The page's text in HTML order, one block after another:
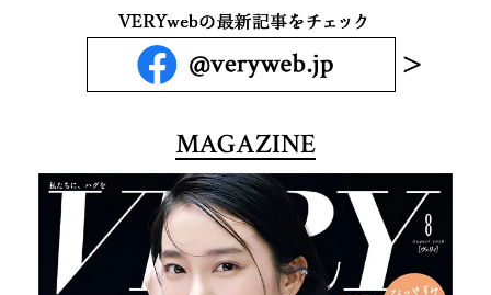
MAGAZINE